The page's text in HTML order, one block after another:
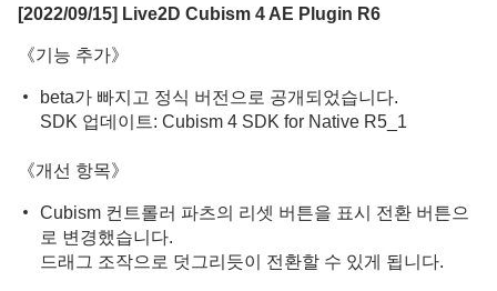
[2022/09/15] Live2D Cubism 4 AE Plugin R6
《기능 추가》
beta가 빠지고 정식 버전으로 공개되었습니다.
SDK 업데이트: Cubism 4 SDK for Native R5_1
《개선 항목》
Cubism 컨트롤러 파츠의 리셋 버튼을 표시 전환 버튼으
로 변경했습니다.
드래그 조작으로 덧그리듯이 전환할 수 있게 됩니다.